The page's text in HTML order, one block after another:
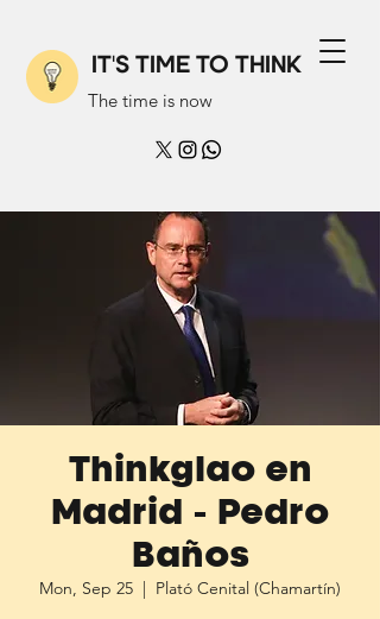
IT'S TIME TO THINK
The time is now
Thinkglao en
Madrid - Pedro
Baños
Mon, Sep 25
  |
Plató Cenital (Chamartín)